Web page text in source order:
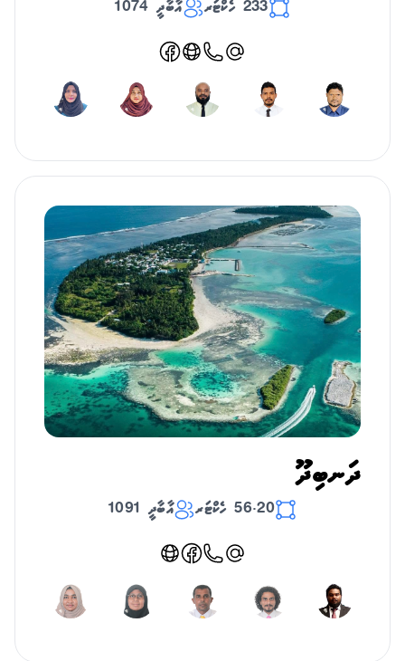
233 ހެކްޓަރ އާބާދީ 1074
ދަނބިދޫ
56.20 ހެކްޓަރ އާބާދީ 1091